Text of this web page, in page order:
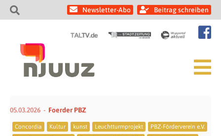
Newsletter-Abo Beitrag schreiben
05.03.2026 Foerder PBZ
Concordia Kultur kunst Leuchtturmprojekt
PBZ-Förderverein e.V.